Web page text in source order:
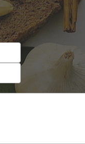
Padarias e
Peixes e